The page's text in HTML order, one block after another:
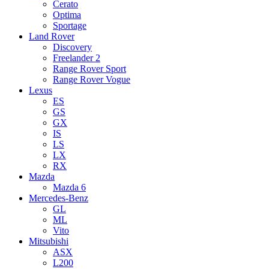
Cerato
Optima
Sportage
Land Rover
Discovery
Freelander 2
Range Rover Sport
Range Rover Vogue
Lexus
ES
GS
GX
IS
LS
LX
RX
Mazda
Mazda 6
Mercedes-Benz
GL
ML
Vito
Mitsubishi
ASX
L200